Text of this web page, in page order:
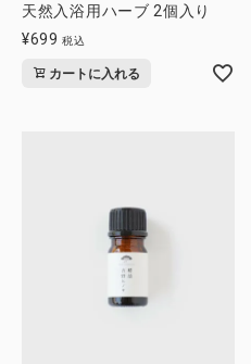
お問い合わせ
天然入浴用ハーブ 2個入り
¥699 税込
カートに入れる